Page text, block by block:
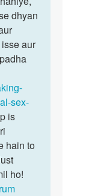
dhyan
aur
sex-
is
hain to
ho!